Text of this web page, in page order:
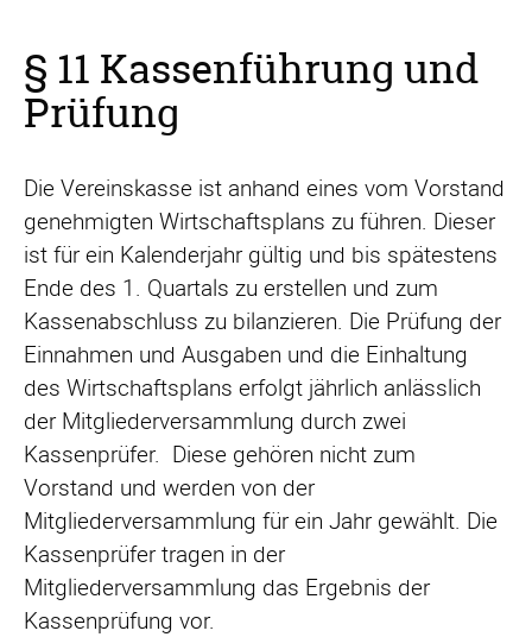
§ 11 Kassenführung und
Prüfung
Die Vereinskasse ist anhand eines vom Vorstand
genehmigten Wirtschaftsplans zu führen. Dieser
ist für ein Kalenderjahr gültig und bis spätestens
Ende des 1. Quartals zu erstellen und zum
Kassenabschluss zu bilanzieren. Die Prüfung der
Einnahmen und Ausgaben und die Einhaltung
des Wirtschaftsplans erfolgt jährlich anlässlich
der Mitgliederversammlung durch zwei
Kassenprüfer. Diese gehören nicht zum
Vorstand und werden von der
Mitgliederversammlung für ein Jahr gewählt. Die
Kassenprüfer tragen in der
Mitgliederversammlung das Ergebnis der
Kassenprüfung vor.